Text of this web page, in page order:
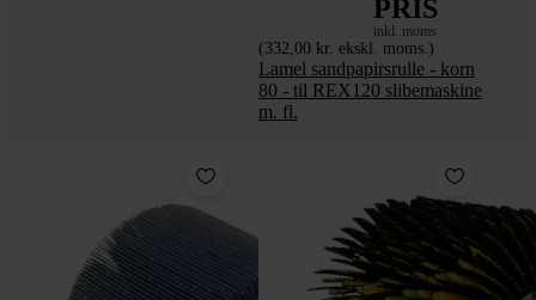
PRIS
inkl. moms
(332,00 kr. ekskl. moms.)
Lamel sandpapirsrulle - korn
80 - til REX120 slibemaskine
m. fl.